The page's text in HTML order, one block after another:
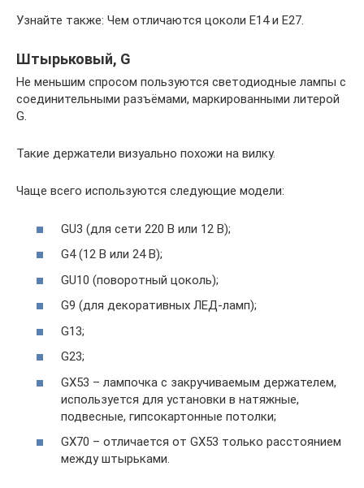
Узнайте также: Чем отличаются цоколи Е14 и Е27.
Штырьковый, G
Не меньшим спросом пользуются светодиодные лампы с
соединительными разъёмами, маркированными литерой
G.
Такие держатели визуально похожи на вилку.
Чаще всего используются следующие модели:
GU3 (для сети 220 В или 12 В);
G4 (12 В или 24 В);
GU10 (поворотный цоколь);
G9 (для декоративных ЛЕД-ламп);
G13;
G23;
GX53 – лампочка с закручиваемым держателем,
используется для установки в натяжные,
подвесные, гипсокартонные потолки;
GX70 – отличается от GX53 только расстоянием
между штырьками.